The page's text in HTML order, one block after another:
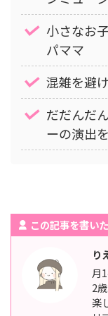
小さなお
パママ
混雑を避
だだんだ
ーの演出
この記事を書い
り
月
2
楽